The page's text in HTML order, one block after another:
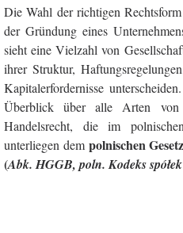
Die Wahl der richtigen
der Gründung eines
sieht eine Vielzahl von
ihrer Struktur,
Kapitalerfordernisse
Überblick über alle Arten von
Handelsrecht, die im
unterliegen dem polnischen
(Abk. HGGB, poln. Kodeks